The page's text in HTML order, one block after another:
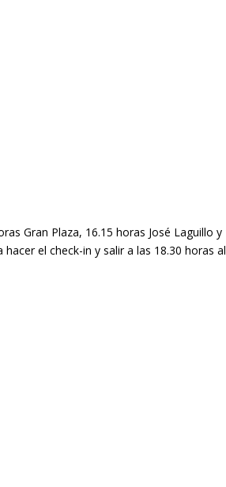
Gran Plaza, 16.15 horas José Laguillo y
el check-in y salir a las 18.30 horas